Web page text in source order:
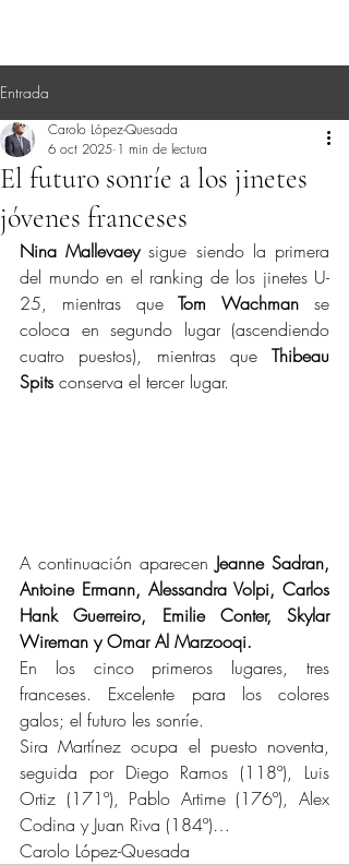
Entrada
El futuro sonríe a los jinetes
jóvenes franceses
Carolo López-Quesada
6 oct 2025 1 min de lectura
Nina Mallevaey sigue siendo la primera
del mundo en el ranking de los jinetes U-
25, mientras que Tom Wachman se
coloca en segundo lugar (ascendiendo
cuatro puestos), mientras que Thibeau
Spits conserva el tercer lugar.
A continuación aparecen Jeanne Sadran,
Antoine Ermann, Alessandra Volpi, Carlos
Hank Guerreiro, Emilie Conter, Skylar
Wireman y Omar Al Marzooqi.
En los cinco primeros lugares, tres
franceses. Excelente para los colores
galos; el futuro les sonríe.
Sira Martínez ocupa el puesto noventa,
seguida por Diego Ramos (118º), Luis
Ortiz (171º), Pablo Artime (176º), Alex
Codina y Juan Riva (184º)…
Carolo López-Quesada